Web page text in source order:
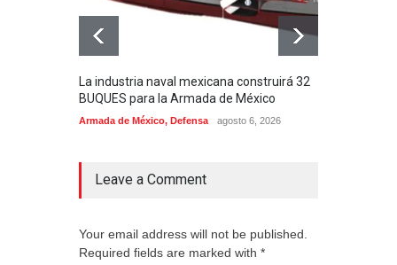
La industria naval mexicana construirá 32
BUQUES para la Armada de México
Armada de México, Defensa agosto 6, 2026
Leave a Comment
Your email address will not be published.
Required fields are marked with *